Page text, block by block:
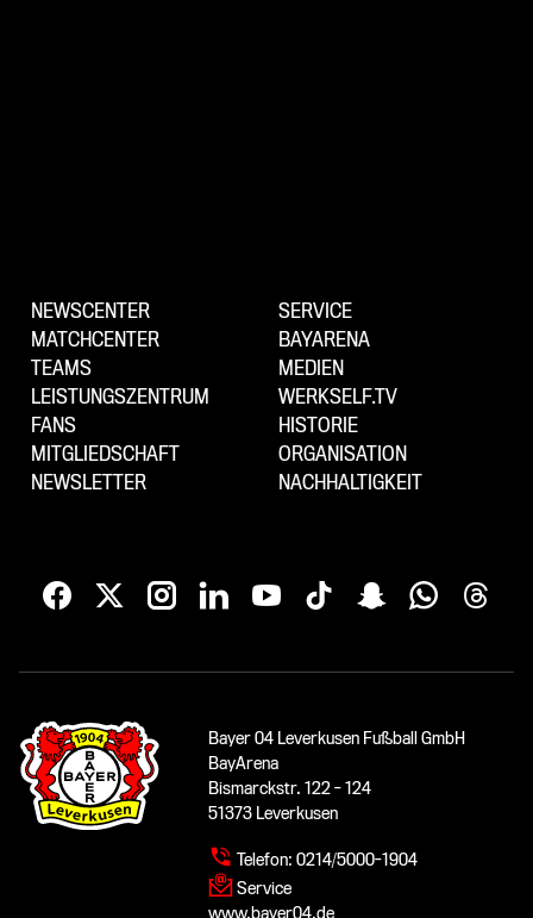
NEWSCENTER
MATCHCENTER
TEAMS
LEISTUNGSZENTRUM
FANS
MITGLIEDSCHAFT
NEWSLETTER
SERVICE
BAYARENA
MEDIEN
WERKSELF.TV
HISTORIE
ORGANISATION
NACHHALTIGKEIT
Bayer 04 Leverkusen Fußball GmbH
BayArena
Bismarckstr. 122 - 124
51373 Leverkusen
Telefon: 0214/5000-1904
Service
www.bayer04.de